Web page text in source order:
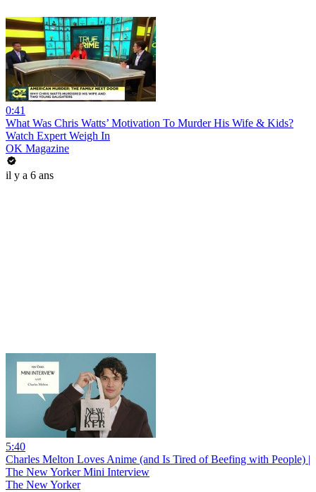
0:41
What Was Chris Watts’ Motivation To Murder His Wife & Kids?
Watch Expert Weigh In
OK Magazine
il y a 6 ans
5:40
Charles Melton Loves Anime (and Is Tired of Beefing with People) |
The New Yorker Mini Interview
The New Yorker